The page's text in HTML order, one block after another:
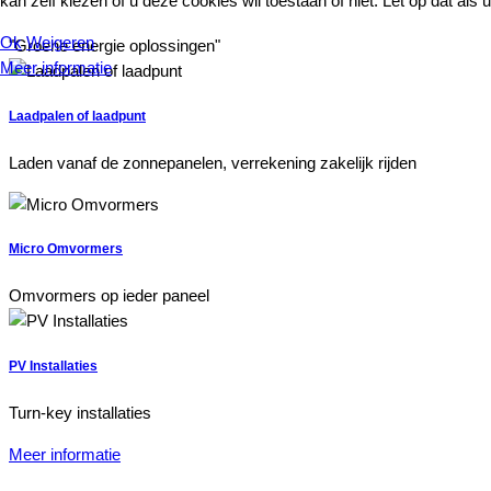
"Groene energie oplossingen"
Laadpalen of laadpunt
Laden vanaf de zonnepanelen, verrekening zakelijk rijden
Micro Omvormers
Omvormers op ieder paneel
PV Installaties
Turn-key installaties
Meer informatie
Ok Weigeren
Meer informatie